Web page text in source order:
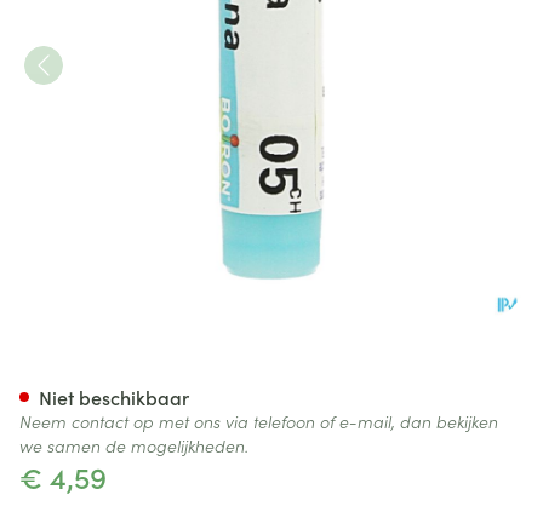
€ 4,59
Niet beschikbaar
Neem contact op met ons via telefoon of e-mail, dan bekijken
we samen de mogelijkheden.